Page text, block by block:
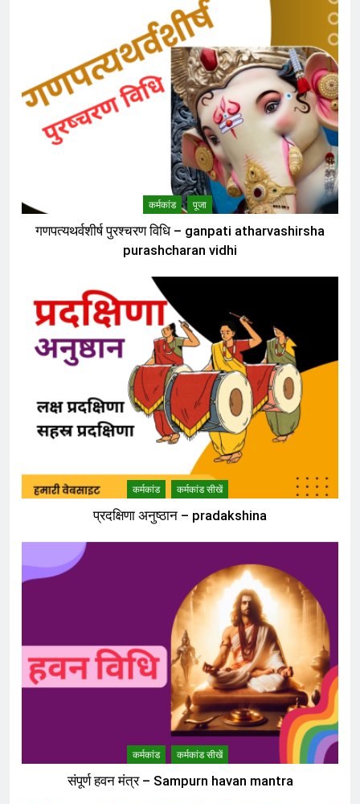
कर्मकांड पूजा
गणपत्यथर्वशीर्ष पुरश्चरण विधि – ganpati atharvashirsha
purashcharan vidhi
कर्मकांड कर्मकांड सीखें
प्रदक्षिणा अनुष्ठान – pradakshina
कर्मकांड कर्मकांड सीखें
संपूर्ण हवन मंत्र – Sampurn havan mantra